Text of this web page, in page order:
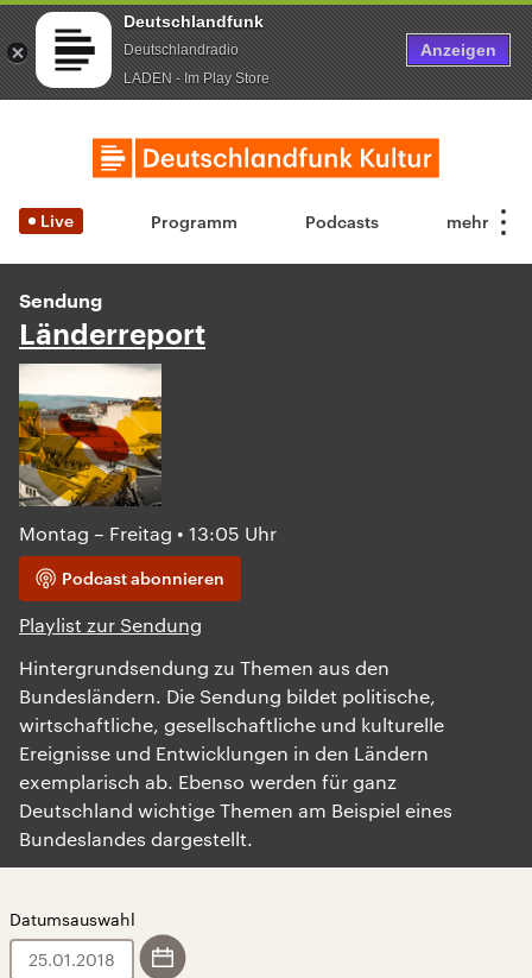
Deutschlandfunk
Deutschlandradio
LADEN - Im Play Store
Anzeigen
Live Programm Podcasts
Sendung
Länderreport
Montag – Freitag • 13:05 Uhr
Podcast abonnieren
Playlist zur Sendung
Hintergrundsendung zu Themen aus den
Bundesländern. Die Sendung bildet politische,
wirtschaftliche, gesellschaftliche und kulturelle
Ereignisse und Entwicklungen in den Ländern
exemplarisch ab. Ebenso werden für ganz
Deutschland wichtige Themen am Beispiel eines
Bundeslandes dargestellt.
Datumsauswahl
.0 .